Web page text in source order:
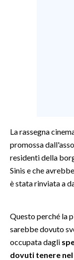
SALUTE
#CARAUNIONE
3 MINUTI CON
La rassegna
promossa
residenti della
Sinis e che
è stata rinviata a
Questo perché la
sarebbe dovuto
occupata dagli
dovuti tenere